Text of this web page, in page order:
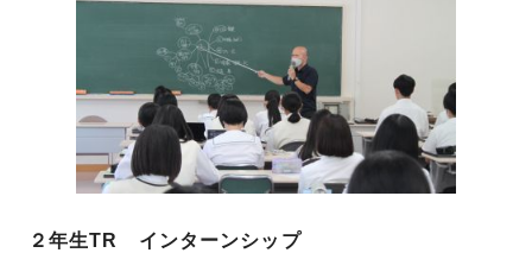
２年生TR インターンシップ